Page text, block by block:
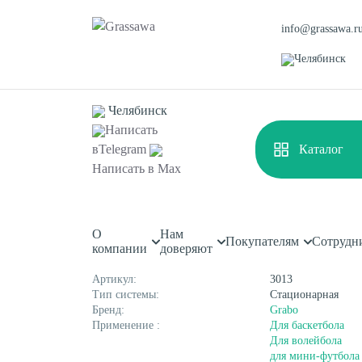
Челябинск
Челябинск
Написать
вTelegram
Написать в Max
Каталог
О
компании
Нам
доверяют
Покупателям
Спортивная
Декоративная
Цветная
Монофиламентная
Фибриллированная
Каталог Спортивные покрытия
Характеристики
Артикул:
3013
Тип системы:
Стационарная
Бренд:
Grabo
Применение :
Для баскетбола
Для волейбола
для мини-футбола